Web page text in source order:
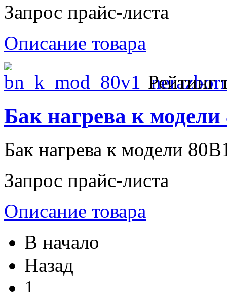
Запрос прайс-листа
Описание товара
Рейтинг
Бак нагрева к
Бак нагрева к модели
Запрос прайс-листа
Описание товара
В начало
Назад